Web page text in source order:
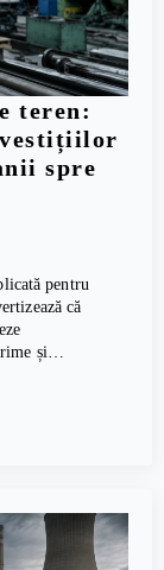
teren:
spre
pentru
că
și…